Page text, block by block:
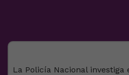
La Policía Nacional investiga